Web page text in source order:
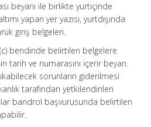
beyanı ile birlikte yurtiçinde
yapan yer yazısı, yurtdışında
giriş belgeleri.
bendinde belirtilen belgelere
tarih ve numarasını içerir beyan.
sorunların giderilmesi
tarafından yetkilendirilen
bandrol başvurusunda belirtilen